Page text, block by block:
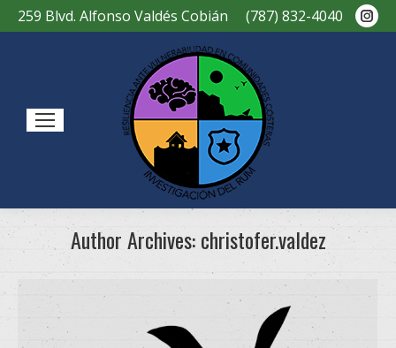
259 Blvd. Alfonso Valdés Cobián (787) 832-4040
Author Archives:christofer.valdez